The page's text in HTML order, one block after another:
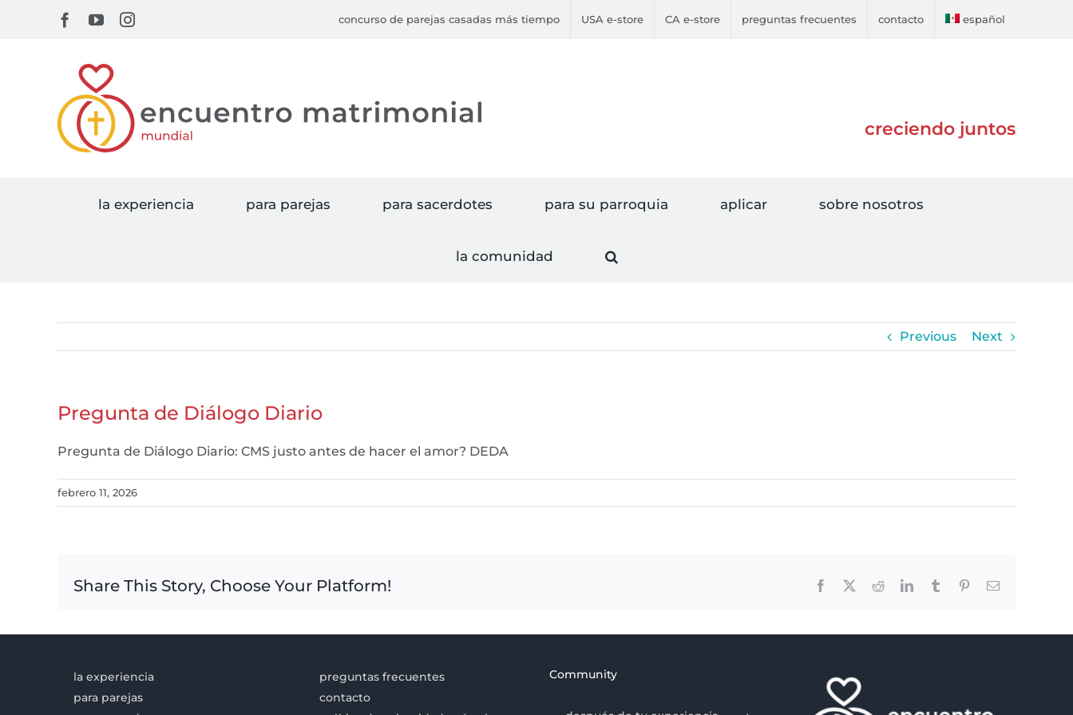
Facebook
YouTubeInstagram concurso de parejas casadas más tiempo USA e-store CA e-store preguntas frecuentes contacto español
creciendo juntos
la experiencia para parejas para sacerdotes para su parroquia aplicar sobre nosotros
la comunidad
Previous Next
Pregunta de Diálogo Diario
Pregunta de Diálogo Diario: CMS justo antes de hacer el amor? DEDA
febrero 11, 2026
Share This Story, Choose Your Platform! Facebook RedditLinkedInTumblr PinterestEmail
la experiencia
para parejas
preguntas frecuentes
contacto
Community